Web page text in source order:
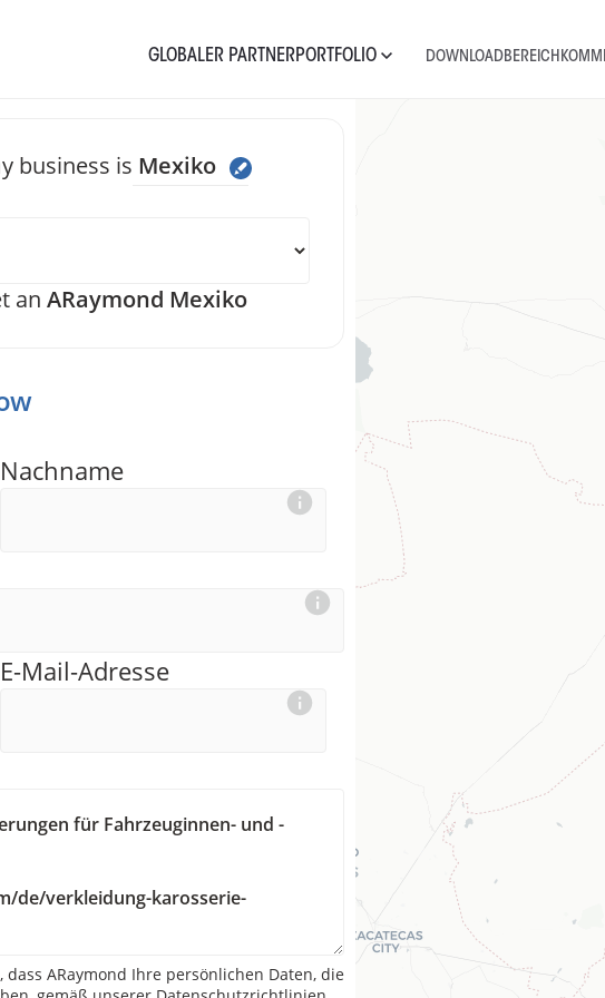
GLOBALER PARTNERPORTFOLIO DOWNLOADBEREICH
Sie uns eine
business is Mexiko
an ARaymond Mexiko
Nachname
E-Mail-Adresse
ARaymond Ihre persönlichen Daten, die